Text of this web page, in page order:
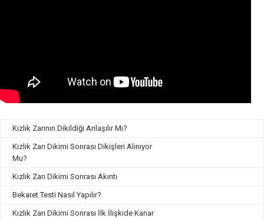
Kızlık Zarının Dikildiği Anlaşılır Mı?
Kızlık Zarı Dikimi Sonrası Dikişleri Alınıyor
Mu?
Kızlık Zarı Dikimi Sonrası Akıntı
Bekaret Testi Nasıl Yapılır?
Kızlık Zarı Dikimi Sonrası İlk İlişkide Kanar